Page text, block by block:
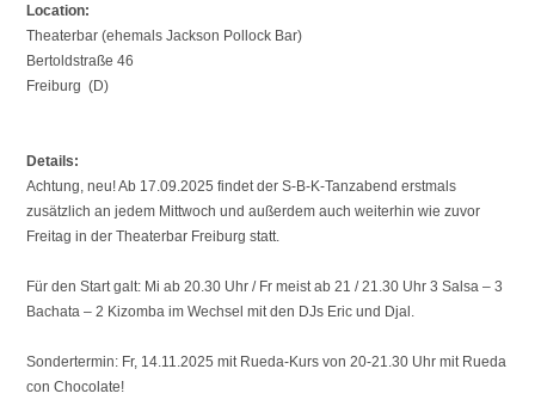
Location:
Theaterbar (ehemals Jackson Pollock Bar)
Bertoldstraße 46
Freiburg (D)
Details:
Achtung, neu! Ab 17.09.2025 findet der S-B-K-Tanzabend erstmals
zusätzlich an jedem Mittwoch und außerdem auch weiterhin wie zuvor
Freitag in der Theaterbar Freiburg statt.
Für den Start galt: Mi ab 20.30 Uhr / Fr meist ab 21 / 21.30 Uhr 3 Salsa – 3
Bachata – 2 Kizomba im Wechsel mit den DJs Eric und Djal.
Sondertermin: Fr, 14.11.2025 mit Rueda-Kurs von 20-21.30 Uhr mit Rueda
con Chocolate!